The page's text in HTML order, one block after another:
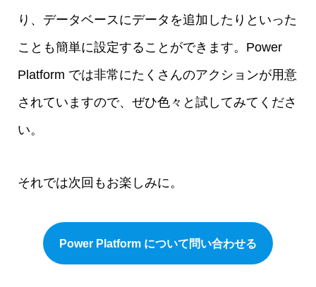
り、データベースにデータを追加したりといった
ことも簡単に設定することができます。Power
Platform では非常にたくさんのアクションが用意
されていますので、ぜひ色々と試してみてくださ
い。
それでは次回もお楽しみに。
Power Platform について問い合わせる